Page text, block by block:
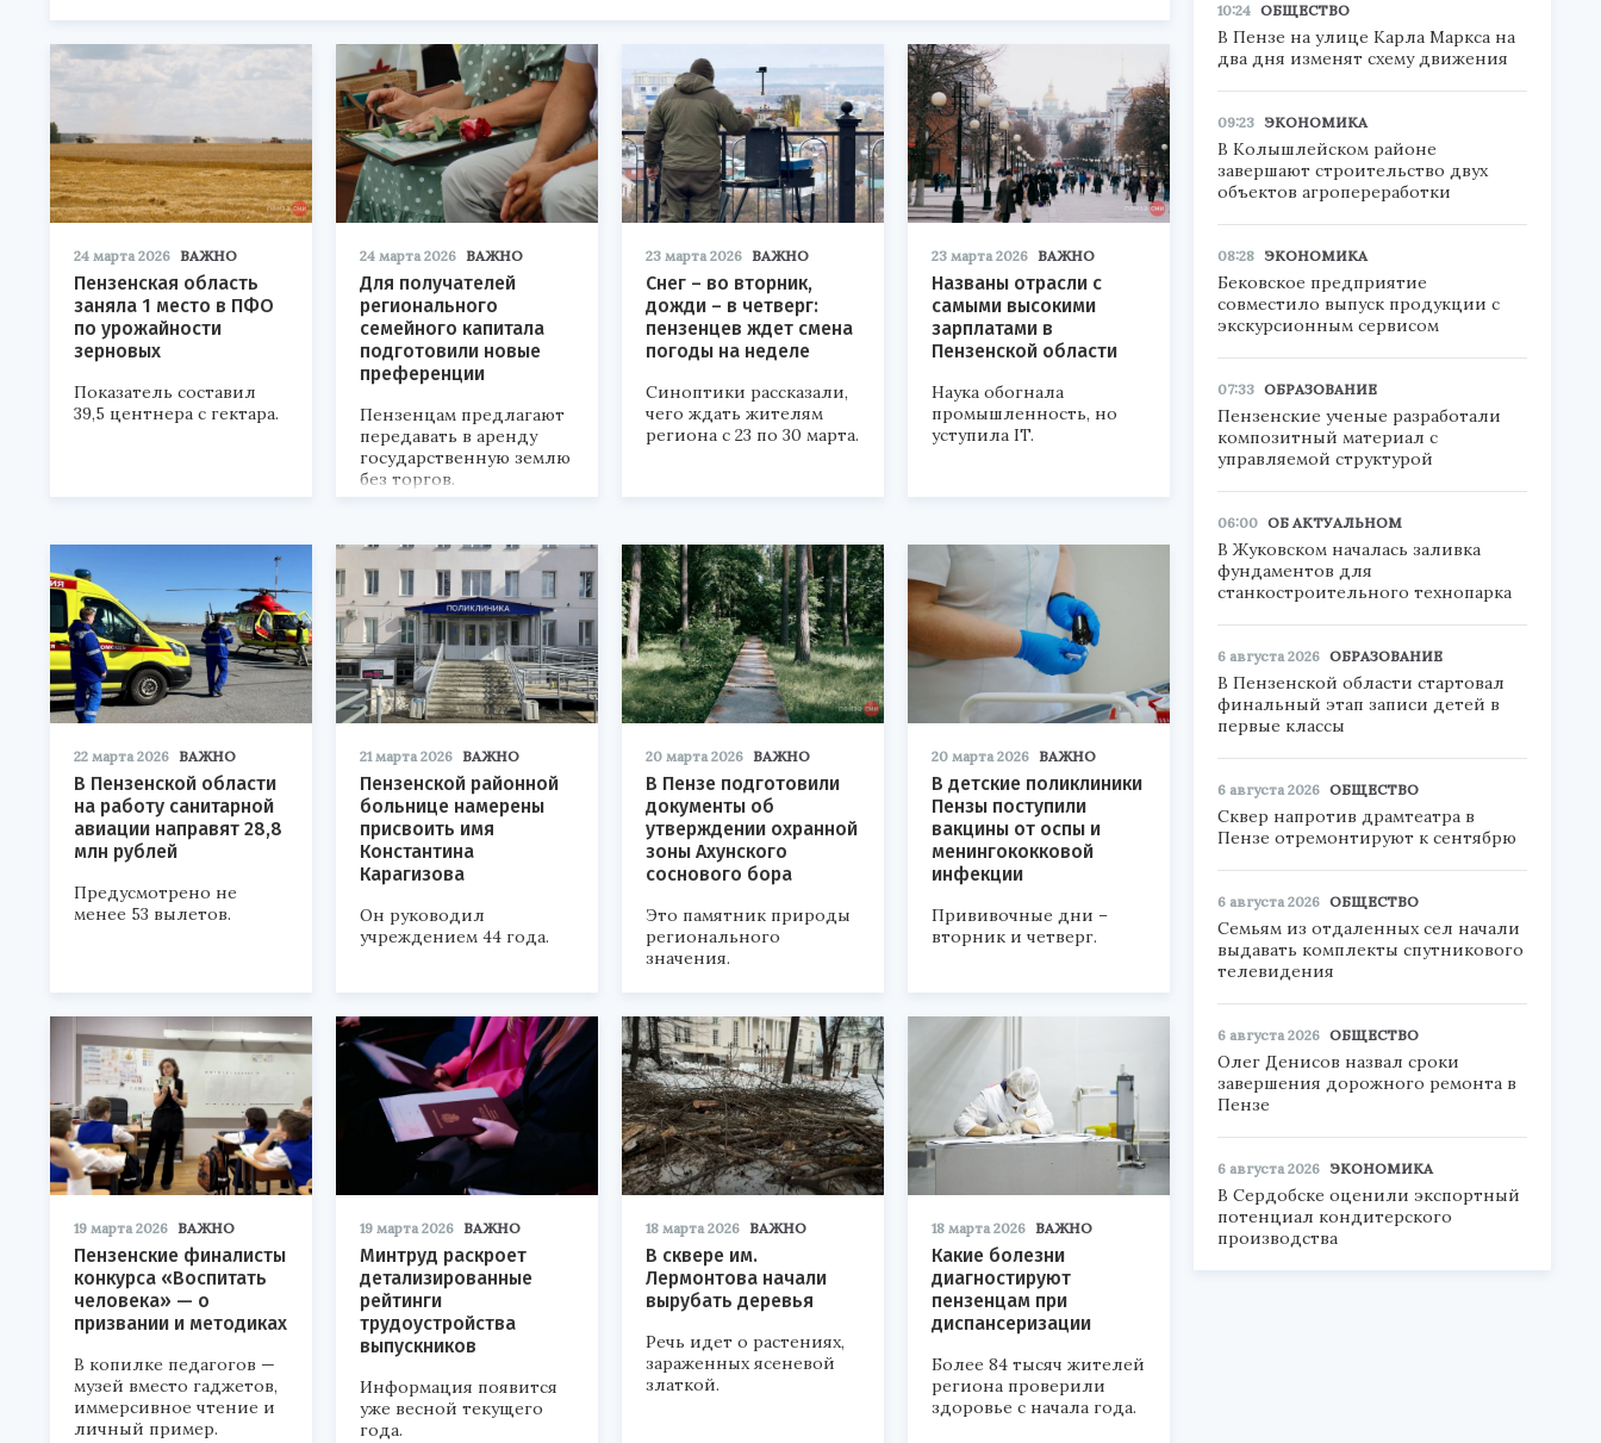
24 марта 2026 ВАЖНО
Пензенская область
заняла 1 место в ПФО
по урожайности
зерновых
Показатель составил
39,5 центнера с гектара.
24 марта 2026 ВАЖНО
Для получателей
регионального
семейного капитала
подготовили новые
преференции
Пензенцам предлагают
передавать в аренду
государственную землю
без торгов.
23 марта 2026 ВАЖНО
Снег – во вторник,
дожди – в четверг:
пензенцев ждет смена
погоды на неделе
Синоптики рассказали,
чего ждать жителям
региона с 23 по 30 марта.
23 марта 2026 ВАЖНО
Названы отрасли с
самыми высокими
зарплатами в
Пензенской области
Наука обогнала
промышленность, но
уступила IT.
22 марта 2026 ВАЖНО
В Пензенской области
на работу санитарной
авиации направят 28,8
млн рублей
Предусмотрено не
менее 53 вылетов.
21 марта 2026 ВАЖНО
Пензенской районной
больнице намерены
присвоить имя
Константина
Карагизова
Он руководил
учреждением 44 года.
20 марта 2026 ВАЖНО
В Пензе подготовили
документы об
утверждении охранной
зоны Ахунского
соснового бора
Это памятник природы
регионального
значения.
20 марта 2026 ВАЖНО
В детские поликлиники
Пензы поступили
вакцины от оспы и
менингококковой
инфекции
Прививочные дни –
вторник и четверг.
19 марта 2026 ВАЖНО
Пензенские финалисты
конкурса «Воспитать
человека» — о
призвании и методиках
В копилке педагогов —
музей вместо гаджетов,
иммерсивное чтение и
личный пример.
19 марта 2026 ВАЖНО
Минтруд раскроет
детализированные
рейтинги
трудоустройства
выпускников
Информация появится
уже весной текущего
года.
18 марта 2026 ВАЖНО
В сквере им.
Лермонтова начали
вырубать деревья
Речь идет о растениях,
зараженных ясеневой
златкой.
18 марта 2026 ВАЖНО
Какие болезни
диагностируют
пензенцам при
диспансеризации
Более 84 тысяч жителей
региона проверили
здоровье с начала года.
10:24 ОБЩЕСТВО
В Пензе на улице Карла Маркса на
два дня изменят схему движения
09:23 ЭКОНОМИКА
В Колышлейском районе
завершают строительство двух
объектов агропереработки
08:28 ЭКОНОМИКА
Бековское предприятие
совместило выпуск продукции с
экскурсионным сервисом
07:33 ОБРАЗОВАНИЕ
Пензенские ученые разработали
композитный материал с
управляемой структурой
06:00 ОБ АКТУАЛЬНОМ
В Жуковском началась заливка
фундаментов для
станкостроительного технопарка
6 августа 2026 ОБРАЗОВАНИЕ
В Пензенской области стартовал
финальный этап записи детей в
первые классы
6 августа 2026 ОБЩЕСТВО
Сквер напротив драмтеатра в
Пензе отремонтируют к сентябрю
6 августа 2026 ОБЩЕСТВО
Семьям из отдаленных сел начали
выдавать комплекты спутникового
телевидения
6 августа 2026 ОБЩЕСТВО
Олег Денисов назвал сроки
завершения дорожного ремонта в
Пензе
6 августа 2026 ЭКОНОМИКА
В Сердобске оценили экспортный
потенциал кондитерского
производства